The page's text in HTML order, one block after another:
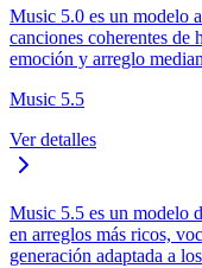
Music 5.0 es un modelo
canciones coherentes de
emoción y arreglo
Music 5.5
Ver detalles
Music 5.5 es un modelo
en arreglos más ricos,
generación adaptada a